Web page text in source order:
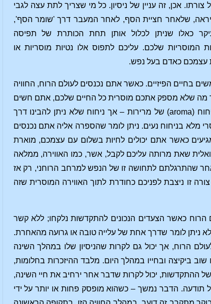
אכן, זה עניין של ניסיון. כל מי שצריך לתת עצה לגבי
יראה, שלאחר חציית הסף, לאחר המעבר דרך 'שומר הסף',
כאלו שניתן לכלול אותן תחת הכותרת של תפיסה
המוסריות שלכם. עליכם לתפוס אלו נטיות מוסריות או
עצמכם כאדם בעל נפש.
בחיים הפיזיים. כאשר אתם נכנסים לעולם הרוח, החוויה
מה שלא מספק אתכם מוסרית כל החיים שלכם, אתם חשים
שיש משהו מר, שישנו משהו שכמו נשפך החוצה לעולם אליו התרגלתם עכשיו, הממלא אותו בניחוח (aroma) של מרירות – אך ניחוח שלא ניתן להבינו דרך
מלא בניחוח נעים. ניתן לומר שהספרה אליה אתם נכנסים
כאשר אתם יכולים לחיות בשלום עם עצמכם, מוארת
שאת מרותה עליכם לקבל, אשר, כמו האווירה, ממלאה
שהתרגלתם לתחושה זו של הנפש למרחב הרוחני, רק אז
זו ניצבת לפניכם כחודרת לתוך האווירה המוסרית שזה
הרוח כאשר הצעדים הנכונים להתקדשות נלקחו; ללא קשר
לא ניתן לומר שדרך אחת של עלייה טובה או גרועה מהאחרת.
הרוח, אך יכול גם לקרות שהניסיון שלו במהלך השינה
ביקיצה ובחייו במהלך היום. מלבד ההיזכרות בחלומות,
ההתקדשות, יכול לקרות שדבר אחר ירחיב את חיי השינה,
הדבר נמשך – כשהוא מופסק פחות או יותר על ידי